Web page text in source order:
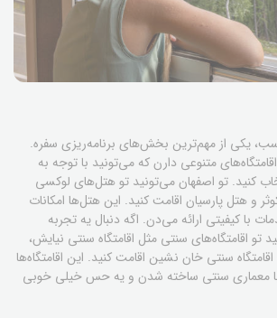
یکی از مهم‌ترین بخش‌های برنامه‌ریزی سفره.
متنوعی دارن که می‌تونید با توجه به
کنید. تو اصفهان می‌تونید تو هتل‌های لوکسی
و هتل پارسیان اقامت کنید. این هتل‌ها امکانات
با کیفیتی ارائه می‌دن. اگه دنبال یه تجربه
اقامتگاه‌های سنتی مثل اقامتگاه سنتی نیایش،
سنتی خان نشین اقامت کنید. این اقامتگاه‌ها
معماری سنتی ساخته شدن و یه حس خیلی خوبی